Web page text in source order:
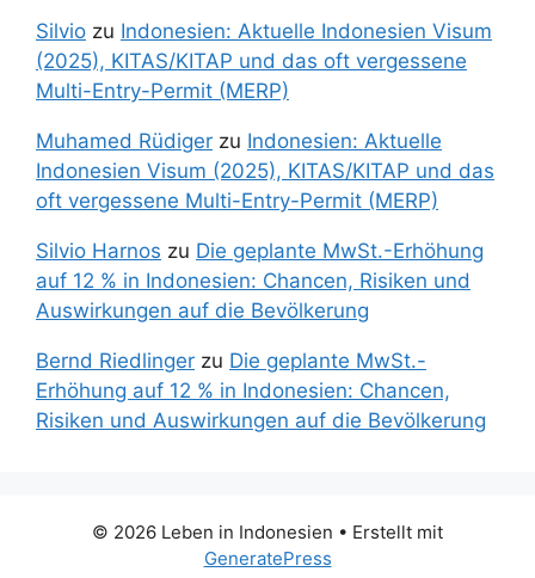
Silvio zu Indonesien: Aktuelle Indonesien Visum
(2025), KITAS/KITAP und das oft vergessene
Multi-Entry-Permit (MERP)
Muhamed Rüdiger zu Indonesien: Aktuelle
Indonesien Visum (2025), KITAS/KITAP und das
oft vergessene Multi-Entry-Permit (MERP)
Silvio Harnos zu Die geplante MwSt.-Erhöhung
auf 12 % in Indonesien: Chancen, Risiken und
Auswirkungen auf die Bevölkerung
Bernd Riedlinger zu Die geplante MwSt.-
Erhöhung auf 12 % in Indonesien: Chancen,
Risiken und Auswirkungen auf die Bevölkerung
© 2026 Leben in Indonesien • Erstellt mit
GeneratePress